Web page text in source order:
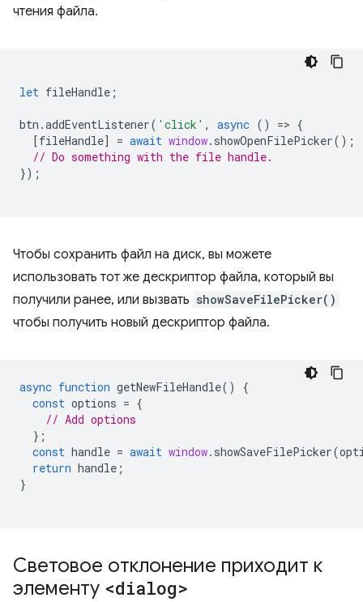
чтения файла.
let fileHandle ;
btn .addEventListener( 'click' , async () => {
[fileHandle] = await window. showOpenFilePicker();
// Do something with the file handle.
});
Чтобы сохранить файл на диск, вы можете
использовать тот же дескриптор файла, который вы
получили ранее, или вызвать showSaveFilePicker()
чтобы получить новый дескриптор файла.
async function getNewFileHandle()
{
const options = {
// Add options
};
const handle = await window. showSaveFilePicker(
return handle ;
}
Световое отклонение приходит к
элементу <dialog>